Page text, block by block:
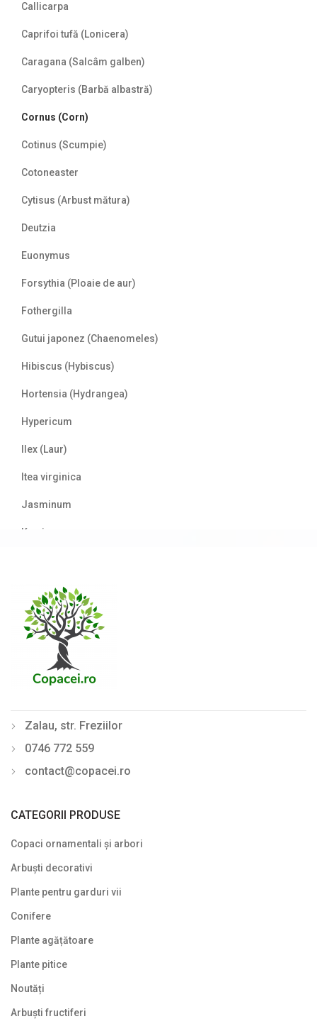
Callicarpa
Caprifoi tufă (Lonicera)
Caragana (Salcâm galben)
Caryopteris (Barbă albastră)
Cornus (Corn)
Cotinus (Scumpie)
Cotoneaster
Cytisus (Arbust mătura)
Deutzia
Euonymus
Forsythia (Ploaie de aur)
Fothergilla
Gutui japonez (Chaenomeles)
Hibiscus (Hybiscus)
Hortensia (Hydrangea)
Hypericum
Ilex (Laur)
Itea virginica
Jasminum
Kerria
Lemn câinesc (Ligustrum)
Liliac de vară (Buddleja davidii)
Mahonia
Philadelphus (Lămâiță)
Physocarpus
Pyracantha
Sălcioară (Elaeagnus)
Soc (Sambucus)
Spiraea (Cununiță)
Symphoricarpos
Syringa (Liliac)
Tamarix
Zalau, str. Freziilor
0746 772 559
contact@copacei.ro
CATEGORII PRODUSE
Copaci ornamentali și arbori
Arbuști decorativi
Plante pentru garduri vii
Conifere
Plante agățătoare
Plante pitice
Noutăți
Arbuști fructiferi